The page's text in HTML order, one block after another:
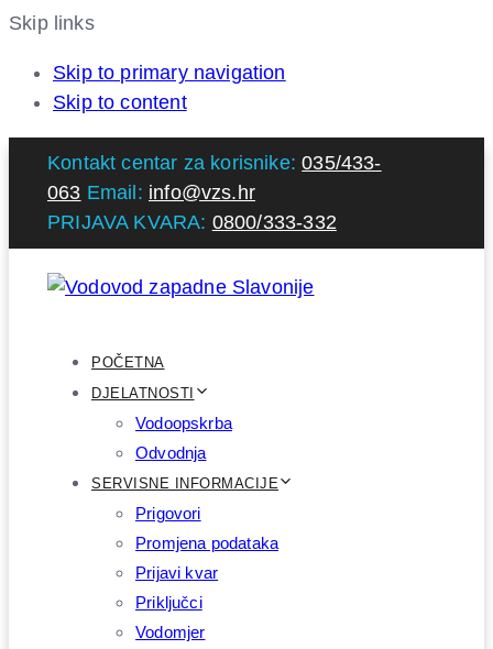
Skip links
Skip to primary navigation
Skip to content
Kontakt centar za korisnike:035/433-
063 Email: info@vzs.hr
PRIJAVA KVARA: 0800/333-332
POČETNA
DJELATNOSTI
Vodoopskrba
Odvodnja
SERVISNE INFORMACIJE
Prigovori
Promjena podataka
Prijavi kvar
Priključci
Vodomjer